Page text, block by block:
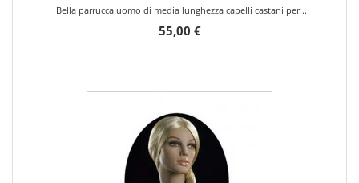
Bella parrucca uomo di media lunghezza capelli castani per...
55,00 €